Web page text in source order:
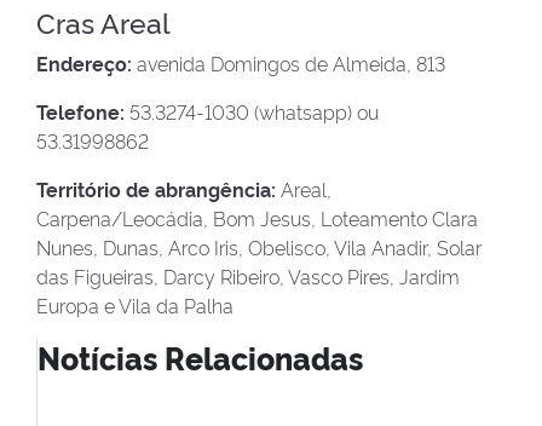
Cras Areal
Endereço: avenida Domingos de Almeida, 813
Telefone: 53.3274-1030 (whatsapp) ou
53.31998862
Território de abrangência: Areal,
Carpena/Leocádia, Bom Jesus, Loteamento Clara
Nunes, Dunas, Arco Iris, Obelisco, Vila Anadir, Solar
das Figueiras, Darcy Ribeiro, Vasco Pires, Jardim
Europa e Vila da Palha
Notícias Relacionadas